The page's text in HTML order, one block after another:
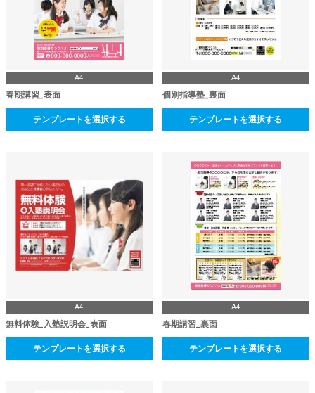
A4
春期講習_表面
テンプレートを選択する
A4
個別指導塾_裏面
テンプレートを選択する
A4
無料体験_入塾説明会_表面
テンプレートを選択する
A4
春期講習_裏面
テンプレートを選択する